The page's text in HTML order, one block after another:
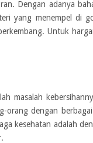
Dengan adanya
yang menempel di
Untuk
masalah
orang dengan
kesehatan adalah